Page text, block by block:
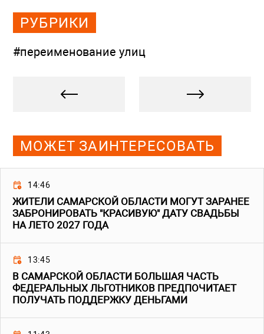
РУБРИКИ
#переименование улиц
МОЖЕТ ЗАИНТЕРЕСОВАТЬ
14:46
ЖИТЕЛИ САМАРСКОЙ ОБЛАСТИ МОГУТ ЗАРАНЕЕ
ЗАБРОНИРОВАТЬ "КРАСИВУЮ" ДАТУ СВАДЬБЫ
НА ЛЕТО 2027 ГОДА
13:45
В САМАРСКОЙ ОБЛАСТИ БОЛЬШАЯ ЧАСТЬ
ФЕДЕРАЛЬНЫХ ЛЬГОТНИКОВ ПРЕДПОЧИТАЕТ
ПОЛУЧАТЬ ПОДДЕРЖКУ ДЕНЬГАМИ